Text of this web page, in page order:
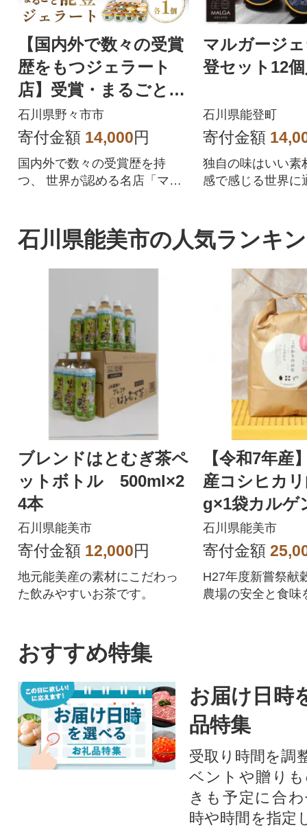
【国内外で数々の受賞
歴をもつジェラート
店】受賞・まるごと能
登ジェラート 12個
石川県野々市市
寄付金額 14,000円
国内外で数々の受賞歴を持
つ、 世界が認める名店「マル
マルガージ
登セット12
石川県能登町
寄付金額
独自の味はいい素
感で感じる世界に
石川県能美市の人気ランキ
ブレンドはとむぎ茶ペ
ットボトル 500ml×2
4本
石川県能美市
寄付金額 12,000円
地元能美産の素材にこだわっ
た飲みやすいお茶です。
【令和7年産
産コシヒカ
g×1袋カルゲ
石川県能美市
寄付金額
H27年度新嘗祭献
農場の安全と食味
おすすめ特集
お届け日時
品特集
受取り時間を調
ベントや贈り
きも予定に合
時や時間を指定